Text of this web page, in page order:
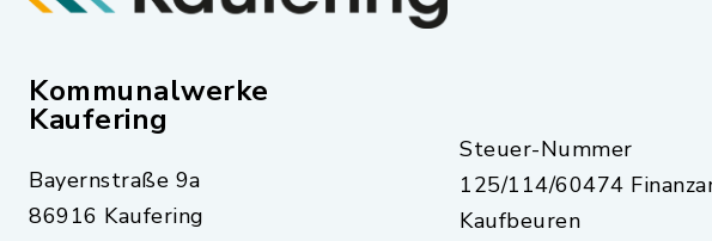
Kommunalwerke
Kaufering
Bayernstraße 9a
86916 Kaufering
Steuer-Nummer
125/114/60474
Kaufbeuren